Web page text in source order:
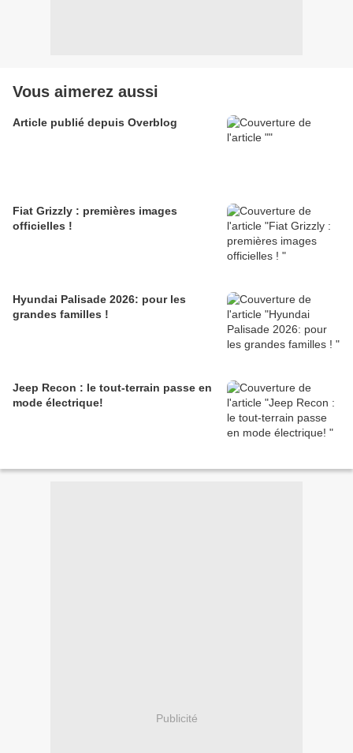
Vous aimerez aussi
Article publié depuis Overblog
Fiat Grizzly : premières images
officielles !
Hyundai Palisade 2026: pour les
grandes familles !
Jeep Recon : le tout-terrain passe en
mode électrique!
Publicité